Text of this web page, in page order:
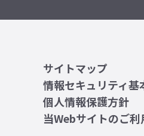
サイトマップ
情報セキュリティ基
個人情報保護方針
当Webサイトのご利